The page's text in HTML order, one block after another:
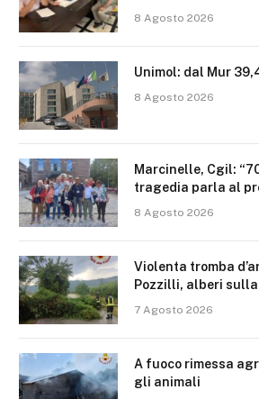
8 Agosto 2026
Unimol: dal Mur
8 Agosto 2026
Marcinelle, Cgil:
tragedia parla al
8 Agosto 2026
Violenta tromba
Pozzilli, alberi
7 Agosto 2026
A fuoco rimessa
gli animali